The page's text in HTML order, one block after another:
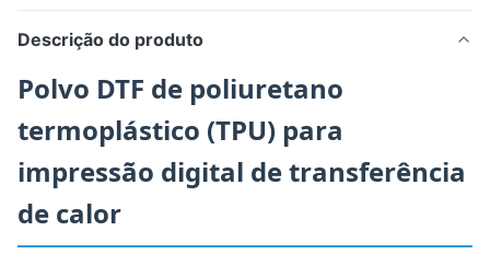
Descrição do produto
Polvo DTF de poliuretano
termoplástico (TPU) para
impressão digital de transferência
de calor